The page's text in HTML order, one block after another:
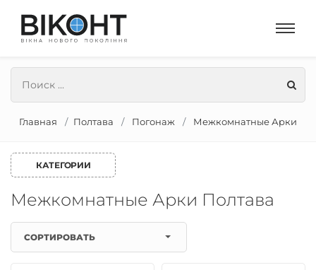
Главная Полтава Погонаж Межкомнатные Арки
КАТЕГОРИИ
Межкомнатные Арки Полтава
СОРТИРОВАТЬ